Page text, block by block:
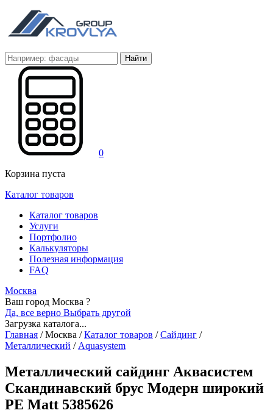
Найти
0
Корзина пуста
Каталог товаров
Каталог товаров
Услуги
Портфолио
Калькуляторы
Полезная информация
FAQ
Москва
Ваш город Москва ?
Да, все верно Выбрать другой
Загрузка каталога...
Главная /Москва / Каталог товаров / Сайдинг /
Металлический / Aquasystem
Металлический сайдинг Аквасистем
Скандинавский брус Модерн широкий
PE Matt 5385626